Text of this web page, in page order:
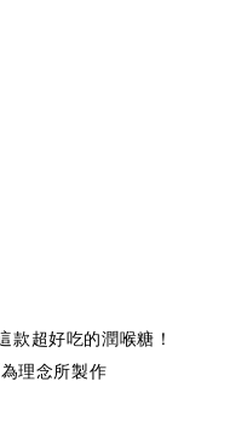
款超好吃的潤喉糖！
理念所製作